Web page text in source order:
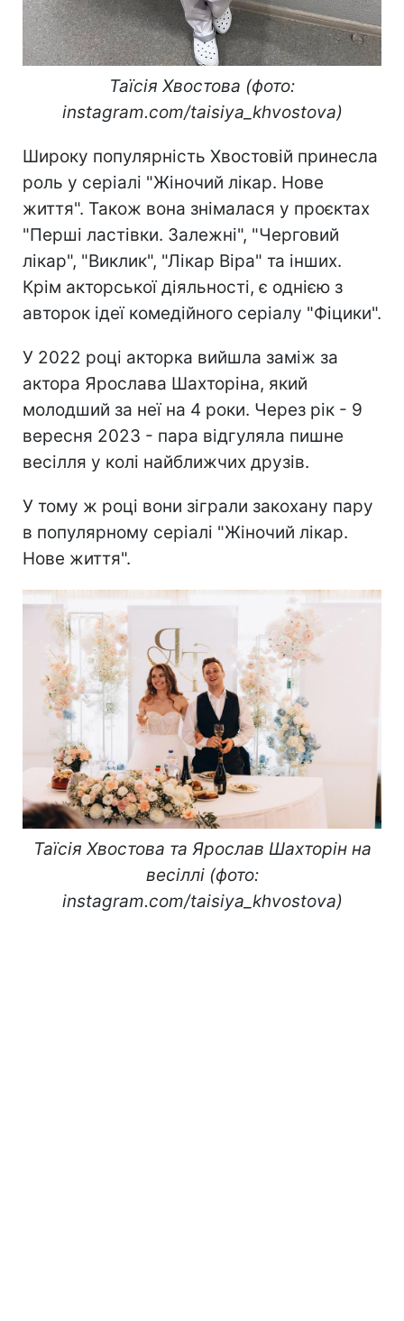
Таїсія Хвостова (фото:
instagram.com/taisiya_khvostova)
Широку популярність Хвостовій принесла
роль у серіалі "Жіночий лікар. Нове
життя". Також вона знімалася у проєктах
"Перші ластівки. Залежні", "Черговий
лікар", "Виклик", "Лікар Віра" та інших.
Крім акторської діяльності, є однією з
авторок ідеї комедійного серіалу "Фіцики".
У 2022 році акторка вийшла заміж за
актора Ярослава Шахторіна, який
молодший за неї на 4 роки. Через рік - 9
вересня 2023 - пара відгуляла пишне
весілля у колі найближчих друзів.
У тому ж році вони зіграли закохану пару
в популярному серіалі "Жіночий лікар.
Нове життя".
Таїсія Хвостова та Ярослав Шахторін на
весіллі (фото:
instagram.com/taisiya_khvostova)